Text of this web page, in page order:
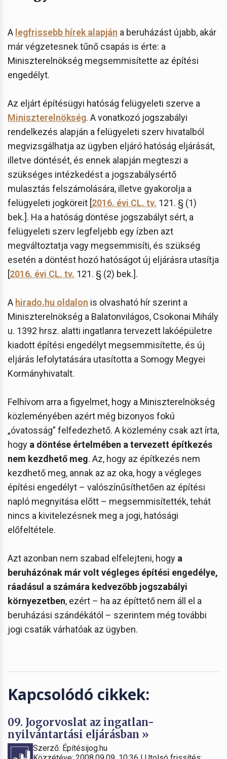
A legfrissebb hírek alapján a beruházást újabb, akár
már végzetesnek tűnő csapás is érte: a
Miniszterelnökség megsemmisítette az építési
engedélyt.
Az eljárt építésügyi hatóság felügyeleti szerve a
Miniszterelnökség. A vonatkozó jogszabályi
rendelkezés alapján a felügyeleti szerv hivatalból
megvizsgálhatja az ügyben eljáró hatóság eljárását,
illetve döntését, és ennek alapján megteszi a
szükséges intézkedést a jogszabálysértő
mulasztás felszámolására, illetve gyakorolja a
felügyeleti jogköreit [2016. évi CL. tv. 121. § (1)
bek.]. Ha a hatóság döntése jogszabályt sért, a
felügyeleti szerv legfeljebb egy ízben azt
megváltoztatja vagy megsemmisíti, és szükség
esetén a döntést hozó hatóságot új eljárásra utasítja
[2016. évi CL. tv. 121. § (2) bek.].
A hirado.hu oldalon is olvasható hír szerint a
Miniszterelnökség a Balatonvilágos, Csokonai Mihály
u. 1392 hrsz. alatti ingatlanra tervezett lakóépületre
kiadott építési engedélyt megsemmisítette, és új
eljárás lefolytatására utasította a Somogy Megyei
Kormányhivatalt.
Felhívom arra a figyelmet, hogy a Miniszterelnökség
közleményében azért még bizonyos fokú
„óvatosság” felfedezhető. A közlemény csak azt írta,
hogy a döntése értelmében a tervezett építkezés
nem kezdhető meg. Az, hogy az építkezés nem
kezdhető meg, annak az az oka, hogy a végleges
építési engedélyt – valószínűsíthetően az építési
napló megnyitása előtt – megsemmisítették, tehát
nincs a kivitelezésnek meg a jogi, hatósági
előfeltétele.
Azt azonban nem szabad elfelejteni, hogy a
beruházónak már volt végleges építési engedélye,
ráadásul a számára kedvezőbb jogszabályi
környezetben, ezért – ha az építtető nem áll el a
beruházási szándékától – szerintem még további
jogi csaták várhatóak az ügyben.
Kapcsolódó cikkek:
09. Jogorvoslat az ingatlan-
nyilvántartási eljárásban »
Szerző: Építésijog.hu